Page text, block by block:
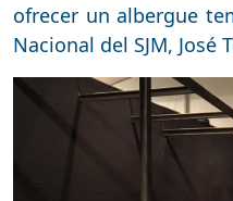
ofrecer un albergue
Nacional del SJM, José